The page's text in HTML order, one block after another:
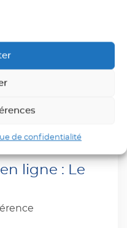
de confidentialité
ligne : Le